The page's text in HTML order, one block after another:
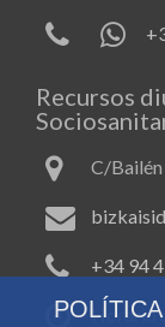
Recursos
C/Bailén
+34 94
Horario